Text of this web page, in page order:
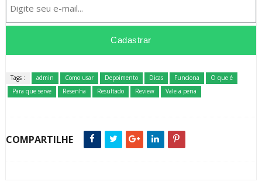
Tags : admin Como usar Depoimento Dicas Funciona
O que é
Para que serve
Resenha Resultado Review Vale a pena
COMPARTILHE